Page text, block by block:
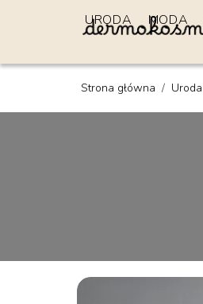
URODA MODA
Strona główna / Uroda